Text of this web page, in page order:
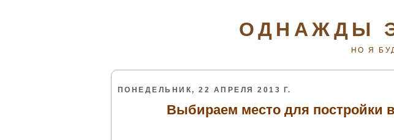
ОДНАЖДЫ
НО Я
ПОНЕДЕЛЬНИК, 22 АПРЕЛЯ 2013 Г.
Выбираем место для постройки